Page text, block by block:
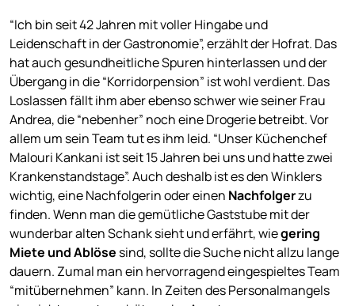
“Ich bin seit 42 Jahren mit voller Hingabe und
Leidenschaft in der Gastronomie”, erzählt der Hofrat. Das
hat auch gesundheitliche Spuren hinterlassen und der
Übergang in die “Korridorpension” ist wohl verdient. Das
Loslassen fällt ihm aber ebenso schwer wie seiner Frau
Andrea, die “nebenher” noch eine Drogerie betreibt. Vor
allem um sein Team tut es ihm leid. “Unser Küchenchef
Malouri Kankani ist seit 15 Jahren bei uns und hatte zwei
Krankenstandstage”. Auch deshalb ist es den Winklers
wichtig, eine Nachfolgerin oder einen Nachfolgerzu
finden. Wenn man die gemütliche Gaststube mit der
wunderbar alten Schank sieht und erfährt, wiegering
Miete und Ablöse sind, sollte die Suche nicht allzu lange
dauern. Zumal man ein hervorragend eingespieltes Team
“mitübernehmen” kann. In Zeiten des Personalmangels